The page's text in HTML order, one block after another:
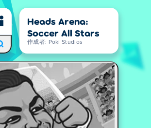
Heads Arena:
Soccer All Stars
作成者: Poki Studios